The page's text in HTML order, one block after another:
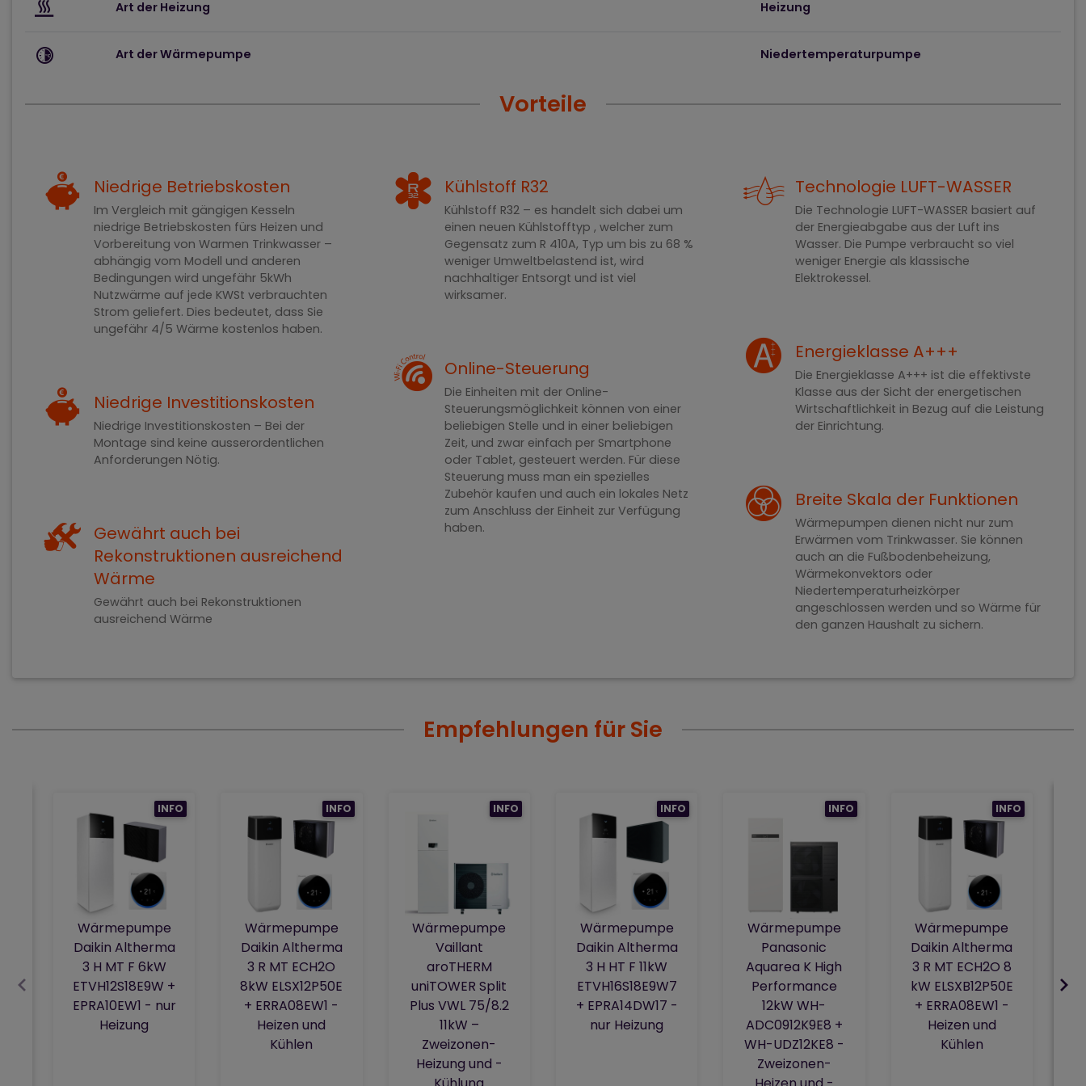
Art der Heizung Heizung
Art der Wärmepumpe Niedertemperaturpumpe
Vorteile
Niedrige Betriebskosten
Im Vergleich mit gängigen Kesseln
niedrige Betriebskosten fürs Heizen und
Vorbereitung von Warmen Trinkwasser –
abhängig vom Modell und anderen
Bedingungen wird ungefähr 5kWh
Nutzwärme auf jede KWSt verbrauchten
Strom geliefert. Dies bedeutet, dass Sie
ungefähr 4/5 Wärme kostenlos haben.
Niedrige Investitionskosten
Niedrige Investitionskosten – Bei der
Montage sind keine ausserordentlichen
Anforderungen Nötig.
Gewährt auch bei
Rekonstruktionen ausreichend
Wärme
Gewährt auch bei Rekonstruktionen
ausreichend Wärme
Kühlstoff R32
Kühlstoff R32 – es handelt sich dabei um
einen neuen Kühlstofftyp , welcher zum
Gegensatz zum R 410A, Typ um bis zu 68 %
weniger Umweltbelastend ist, wird
nachhaltiger Entsorgt und ist viel
wirksamer.
Online-Steuerung
Die Einheiten mit der Online-
Steuerungsmöglichkeit können von einer
beliebigen Stelle und in einer beliebigen
Zeit, und zwar einfach per Smartphone
oder Tablet, gesteuert werden. Für diese
Steuerung muss man ein spezielles
Zubehör kaufen und auch ein lokales Netz
zum Anschluss der Einheit zur Verfügung
haben.
Technologie LUFT-WASSER
Die Technologie LUFT-WASSER basiert auf
der Energieabgabe aus der Luft ins
Wasser. Die Pumpe verbraucht so viel
weniger Energie als klassische
Elektrokessel.
Energieklasse A+++
Die Energieklasse A+++ ist die effektivste
Klasse aus der Sicht der energetischen
Wirtschaftlichkeit in Bezug auf die Leistung
der Einrichtung.
Breite Skala der Funktionen
Wärmepumpen dienen nicht nur zum
Erwärmen vom Trinkwasser. Sie können
auch an die Fußbodenbeheizung,
Wärmekonvektors oder
Niedertemperaturheizkörper
angeschlossen werden und so Wärme für
den ganzen Haushalt zu sichern.
Empfehlungen für Sie
INFO
Wärmepumpe
Daikin Altherma
3 H MT F 6kW
ETVH12S18E9W +
EPRA10EW1 - nur
Heizung
INFO
Wärmepumpe
Daikin Altherma
3 R MT ECH2O
8kW ELSX12P50E
+ ERRA08EW1 -
Heizen und
Kühlen
INFO
Wärmepumpe
Vaillant
aroTHERM
uniTOWER Split
Plus VWL 75/8.2
11kW –
Zweizonen-
Heizung und -
INFO
Wärmepumpe
Daikin Altherma
3 H HT F 11kW
ETVH16S18E9W7
+ EPRA14DW17 -
nur Heizung
INFO
Wärmepumpe
Panasonic
Aquarea K High
Performance
12kW WH-
ADC0912K9E8 +
WH-UDZ12KE8 -
Zweizonen-
INFO
Wärmepumpe
Daikin Altherma
3 R MT ECH2O 8
kW ELSXB12P50E
+ ERRA08EW1 -
Heizen und
Kühlen